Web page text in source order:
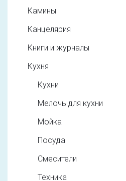
Камины
Канцелярия
Книги и журналы
Кухня
Кухни
Мелочь для кухни
Мойка
Посуда
Смесители
Техника